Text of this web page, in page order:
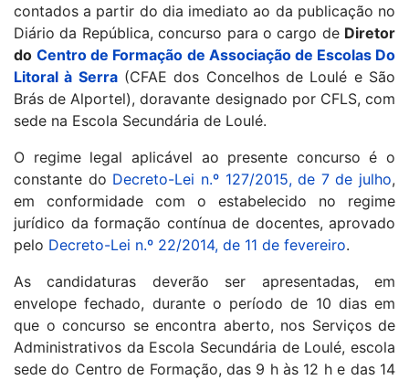
contados a partir do dia imediato ao da publicação no
Diário da República, concurso para o cargo de Diretor
do Centro de Formação de Associação de Escolas Do
Litoral à Serra(CFAE dos Concelhos de Loulé e São
Brás de Alportel), doravante designado por CFLS, com
sede na Escola Secundária de Loulé.
O regime legal aplicável ao presente concurso é o
constante do Decreto-Lei n.º 127/2015, de 7 de julho,
em conformidade com o estabelecido no regime
jurídico da formação contínua de docentes, aprovado
pelo Decreto-Lei n.º 22/2014, de 11 de fevereiro.
As candidaturas deverão ser apresentadas, em
envelope fechado, durante o período de 10 dias em
que o concurso se encontra aberto, nos Serviços de
Administrativos da Escola Secundária de Loulé, escola
sede do Centro de Formação, das 9 h às 12 h e das 14